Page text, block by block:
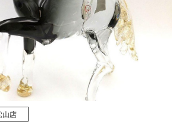
山店